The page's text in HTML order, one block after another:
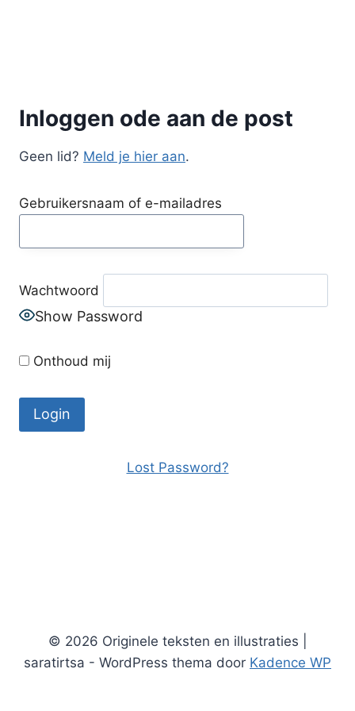
Inloggen ode aan de post
Geen lid? Meld je hier aan.
Gebruikersnaam of e-mailadres
Wachtwoord
Show Password
Onthoud mij
Lost Password?
© 2026 Originele teksten en illustraties |
saratirtsa - WordPress thema door Kadence WP